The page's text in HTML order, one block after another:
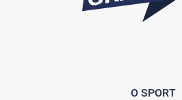
O SPORT